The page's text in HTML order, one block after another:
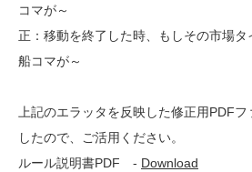
コマが～
正：移動を終了した時、もしその市場
船コマが～
上記のエラッタを反映した修正用PDF
したので、ご活用ください。
ルール説明書PDF - Download